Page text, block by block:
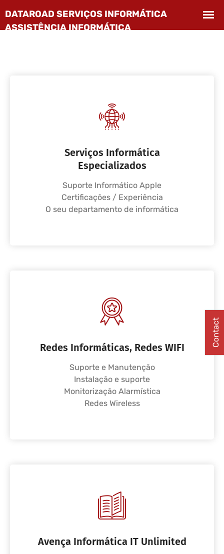
Serviços Informática
Especializados
Suporte Informático Apple
Certificações / Experiência
O seu departamento de informática
Redes Informáticas, Redes WIFI
Suporte e Manutenção
Instalação e suporte
Monitorização Alarmística
Redes Wireless
Avença Informática IT Unlimited
Contact